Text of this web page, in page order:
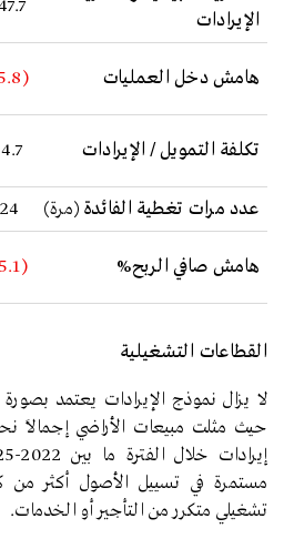
الإيرادات
هامش دخل العمليات (
تكلفة التمويل / الإيرادات 4.7
عدد مرات تغطية الفائدة (مرة)
هامش صافي الربح% (
5.1)
القطاعات التشغيلية
لا يزال نموذج الإيرادات يعتمد
مستمرة في تسييل الأصول أكثر من
تشغيلي متكرر من التأجير أو الخدمات.